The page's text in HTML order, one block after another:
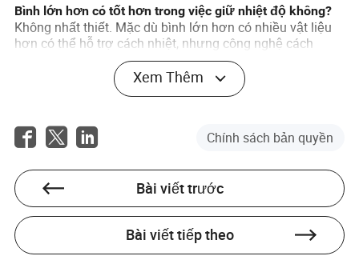
Bình lớn hơn có tốt hơn trong việc giữ nhiệt độ không?
Không nhất thiết. Mặc dù bình lớn hơn có nhiều vật liệu
hơn có thể hỗ trợ cách nhiệt, nhưng công nghệ cách
nhiệt và chất lượng vật liệu quan trọng hơn đối với việc
Nhiều bình giữ nhiệt, đặc biệt là những bình làm từ thép
không gỉ, có thể tái chế. Điều cần thiết là xác minh với
hướng dẫn tái chế địa phương của bạn.
Xem Thêm
Chính sách bản quyền
Bài viết trước
Bài viết tiếp theo